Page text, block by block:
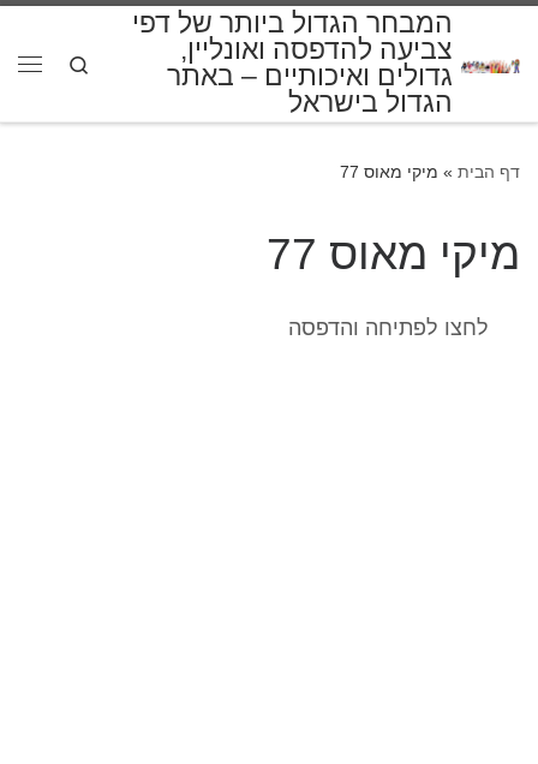
המבחר הגדול ביותר של דפי
צביעה להדפסה ואונליין,
גדולים ואיכותיים – באתר
הגדול בישראל
Search
דף הבית » מיקי מאוס 77
מיקי מאוס 77
לחצו לפתיחה והדפסה